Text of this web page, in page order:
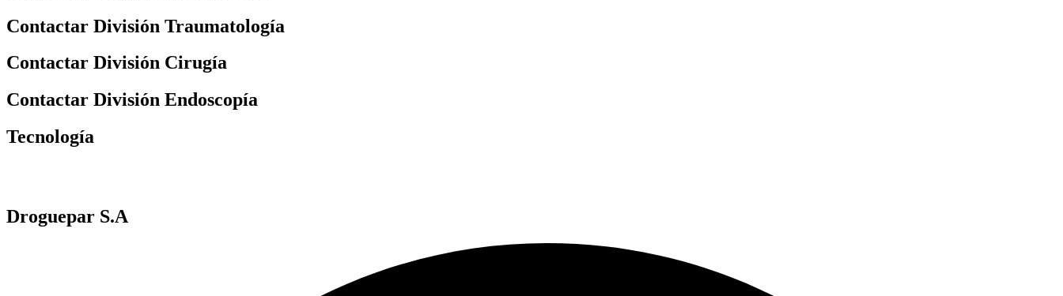
Contactar División Traumatología
Contactar División Cirugía
Contactar División Endoscopía
Tecnología
Droguepar S.A